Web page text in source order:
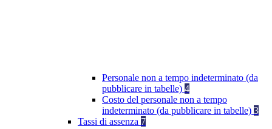
Personale non a tempo indeterminato (da
pubblicare in tabelle) 4
Costo del personale non a tempo
indeterminato (da pubblicare in tabelle) 3
Tassi di assenza 7